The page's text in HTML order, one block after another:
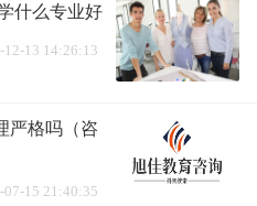
什么专业好
12-13 14:26:13
严格吗（咨
07-15 21:40:35